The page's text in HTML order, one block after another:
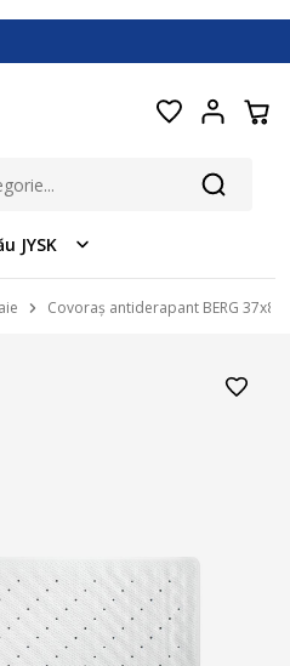
JYSK
Covoraș antiderapant BERG 37x82